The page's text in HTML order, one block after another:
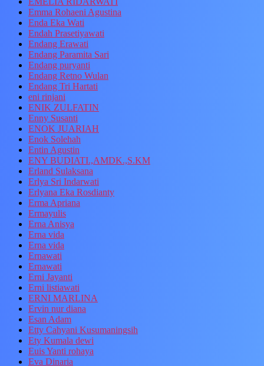
Emma Rohaeni Agustina
Enda Eka Wati
Endah Prasetiyawati
Endang Erawati
Endang Paramita Sari
Endang puryanti
Endang Retno Wulan
Endang Tri Hartati
eni rinjani
ENIK ZULFATIN
Enny Susanti
ENOK JUARIAH
Enok Solehah
Entin Agustin
ENY BUDIATI.,AMDK.,S.KM
Erland Sulaksana
Erlya Sri Indarwati
Erlyana Eka Rosdianty
Erma Apriana
Ermayulis
Erna Anisya
Erna vida
Erna vida
Ernawati
Ernawati
Erni Jayanti
Erni listiawati
ERNI MARLINA
Ervin nur diana
Esan Adam
Etty Cahyani Kusumaningsih
Ety Kumala dewi
Euis Yanti rohaya
Eva Dinaria